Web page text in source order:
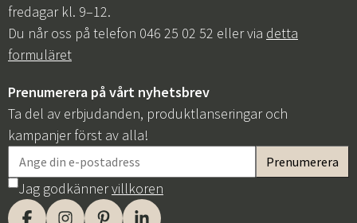
fredagar kl. 9–12.
Du når oss på telefon 046 25 02 52 eller via detta
formuläret
Prenumerera på vårt nyhetsbrev
Ta del av erbjudanden, produktlanseringar och
kampanjer först av alla!
Jag godkännervillkoren